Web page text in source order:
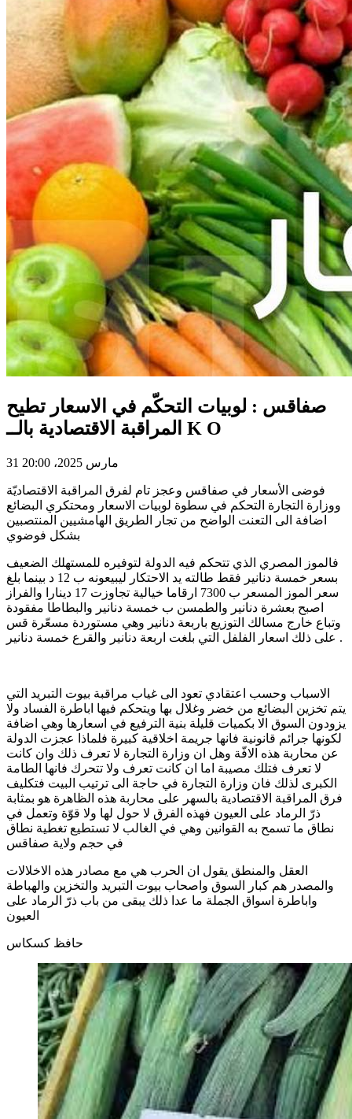
صفاقس : لوبيات التحكّم في الاسعار تطيح
المراقبة الاقتصادية بالــ K O
31 مارس 2025، 20:00
فوضى الأسعار في صفاقس وعجز تام لفرق المراقبة الاقتصاديّة
ووزارة التجارة التحكم في سطوة لوبيات الاسعار ومحتكري البضائع
اضافة الى التعنت الواضح من تجار الطريق الهامشيين المنتصبين
بشكل فوضوي
فالموز المصري الذي تتحكم فيه الدولة لتوفيره للمستهلك الضعيف
بسعر خمسة دنانير فقط طالته يد الاحتكار ليبيعونه ب 12 د بينما بلغ
سعر الموز المسعر ب 7300 ارقاما خيالية تجاوزت 17 دينارا والفراز
اصبح بعشرة دنانير والطمسن ب خمسة دنانير والبطاطا مفقودة
وتباع خارج مسالك التوزيع باربعة دنانير وهي مستوردة مسعّرة قس
على ذلك اسعار الفلفل التي بلغت اربعة دنانير والقرع خمسة دنانير .
الاسباب وحسب اعتقادي تعود الى غياب مراقبة بيوت التبريد التي
يتم تخزين البضائع من خضر وغلال بها ويتحكم فيها اباطرة الفساد ولا
يزودون السوق الا بكميات قليلة بنية الترفيع في اسعارها وهي اضافة
لكونها جرائم قانونية فانها جريمة اخلاقية كبيرة فلماذا عجزت الدولة
عن محاربة هذه الافّة وهل ان وزارة التجارة لا تعرف ذلك وان كانت
لا تعرف فتلك مصيبة اما ان كانت تعرف ولا تتحرك فانها الطامة
الكبرى لذلك فان وزارة التجارة في حاجة الى ترتيب البيت فتكليف
فرق المراقبة الاقتصادية بالسهر على محاربة هذه الظاهرة هو بمثابة
ذرّ الرماد على العيون فهذه الفرق لا حول لها ولا قوّة وتعمل في
نطاق ما تسمح به القوانين وهي في الغالب لا تستطيع تغطية نطاق
في حجم ولاية صفاقس
العقل والمنطق يقول ان الحرب هي مع مصادر هذه الاخلالات
والمصدر هم كبار السوق واصحاب بيوت التبريد والتخزين والهباطة
واباطرة اسواق الجملة ما عدا ذلك يبقى من باب ذرّ الرماد على
العيون
حافظ كسكاس